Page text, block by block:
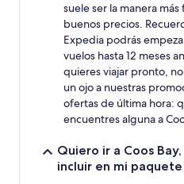
suele ser la manera
buenos precios.
Expedia podrás
vuelos hasta 12 meses
quieres viajar pronto,
un ojo a nuestras
ofertas de última hora:
encuentres alguna a
Quiero ir a Coos
incluir en mi